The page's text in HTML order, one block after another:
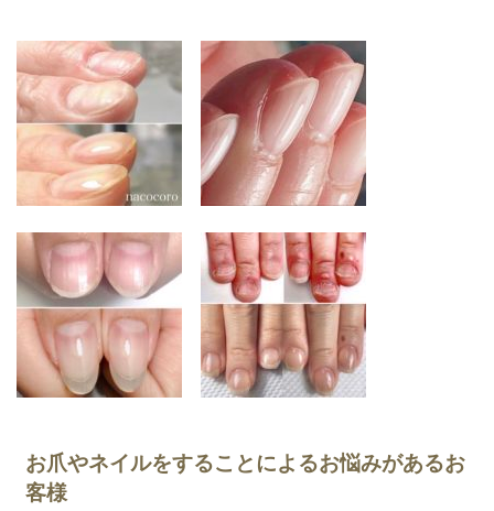
お爪やネイルをすることによるお悩みがあるお
客様